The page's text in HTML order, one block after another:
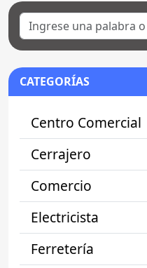
CATEGORÍAS
Centro Comercial
Cerrajero
Comercio
Electricista
Ferretería